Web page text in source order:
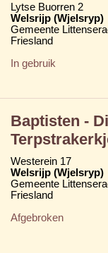
Lytse Buorren 2
Welsrijp (Wjelsryp)
Gemeente
Friesland
In gebruik
Baptisten -
Westerein 17
Welsrijp (Wjelsryp)
Gemeente
Friesland
Afgebroken